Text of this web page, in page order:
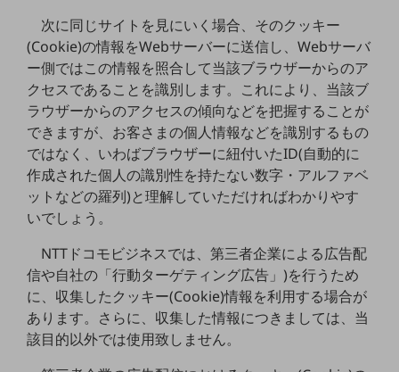
業界から見つける
業界から見つけるTOP
製造業
小売・卸売業
運輸業
建設業
地域産業
その他の業界はこちら
ゲーム感覚で見つける
ビジネスお悩み診断
NTTドコモビジネス
オンラインショップ
モバイル・ICTサービスをオンラインで
相談・申し込みができるバーチャルショップ
次に同じサイトを見にいく場合、そのクッキー
(Cookie)の情報をWebサーバーに送信し、Webサーバ
ー側ではこの情報を照合して当該ブラウザーからのア
クセスであることを識別します。これにより、当該ブ
ラウザーからのアクセスの傾向などを把握することが
できますが、お客さまの個人情報などを識別するもの
ではなく、いわばブラウザーに紐付いたID(自動的に
作成された個人の識別性を持たない数字・アルファベ
ットなどの羅列)と理解していただければわかりやす
いでしょう。
NTTドコモビジネスでは、第三者企業による広告配
信や自社の「行動ターゲティング広告」)を行うため
に、収集したクッキー(Cookie)情報を利用する場合が
あります。さらに、収集した情報につきましては、当
該目的以外では使用致しません。